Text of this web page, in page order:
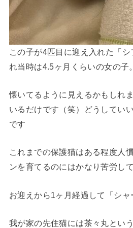
この子が4匹目に迎え入れた「
れ当時は4.5ヶ月くらいの女の子。
懐いてるように見えるかもしれ
いるだけです（笑）どうしてい
です
これまでの保護猫はある程度人
ンを育てるのにはかなり苦労し
お迎えから1ヶ月経過して「シ
我が家の先住猫には茶々丸とい